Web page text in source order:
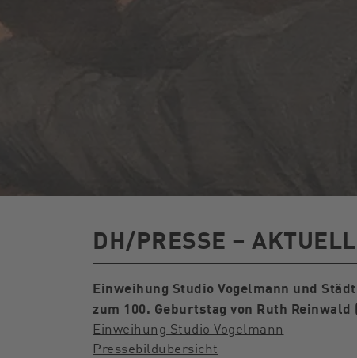
DH/PRESSE – AKTUELL
Einweihung Studio Vogelmann und
zum 100. Geburtstag von Ruth Reinwald
Einweihung Studio Vogelmann
Pressebildübersicht